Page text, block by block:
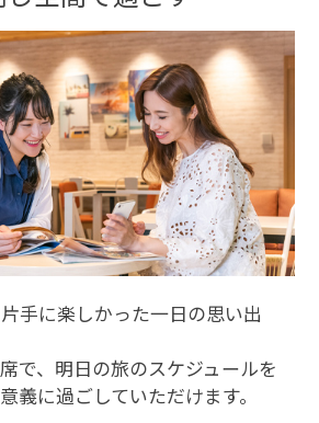
to Choice Hotel International official
program differ from Japanese website.
follows.
手に楽しかった一日の思い出
で、明日の旅のスケジュールを
義に過ごしていただけます。